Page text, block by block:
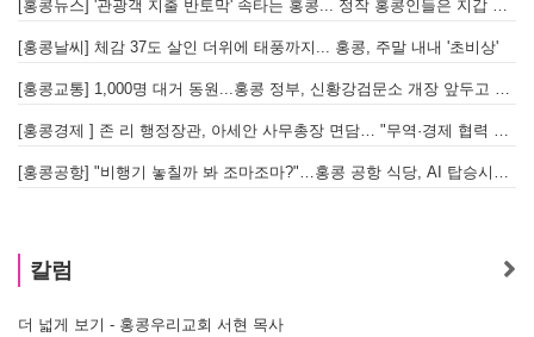
[홍콩날씨] 체감 37도 살인 더위에 태풍까지... 홍콩, 주말 내내 '초비상'
칼럼
더 넓게 보기 - 홍콩우리교회 서현 목사